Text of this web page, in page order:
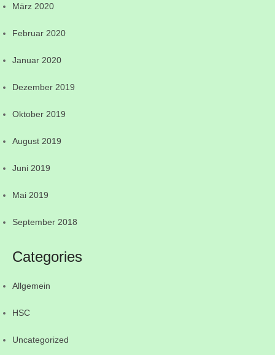
März 2020
Februar 2020
Januar 2020
Dezember 2019
Oktober 2019
August 2019
Juni 2019
Mai 2019
September 2018
Categories
Allgemein
HSC
Uncategorized